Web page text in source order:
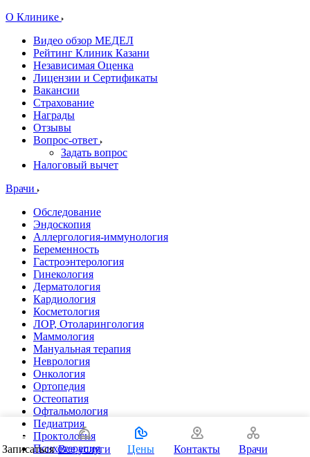
О Клинике
Видео обзор МЕДЕЛ
Рейтинг Клиник Казани
Независимая Оценка
Лицензии и Сертификаты
Вакансии
Страхование
Награды
Отзывы
Вопрос-ответ
Задать вопрос
Налоговый вычет
Врачи
Обследование
Эндоскопия
Аллергология-иммунология
Беременность
Гастроэнтерология
Гинекология
Дерматология
Кардиология
Косметология
ЛОР, Отоларингология
Маммология
Мануальная терапия
Неврология
Онкология
Ортопедия
Остеопатия
Офтальмология
Педиатрия
Проктология
Психотерапия
Записаться Все услуги Цены Контакты Врачи